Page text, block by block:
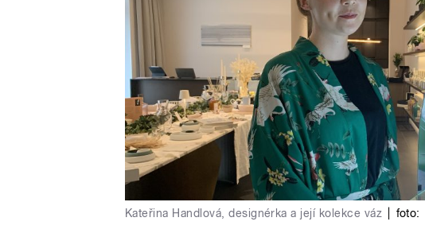
Kateřina Handlová, designérka a její kolekce váz foto: